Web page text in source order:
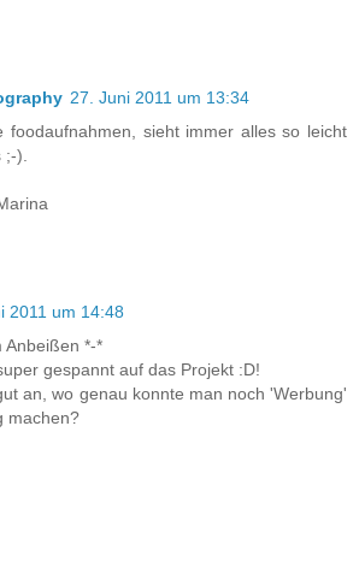
27. Juni 2011 um 13:34
foodaufnahmen, sieht immer alles so leicht
).
2011 um 14:48
Anbeißen *-*
gespannt auf das Projekt :D!
an, wo genau konnte man noch 'Werbung'
machen?